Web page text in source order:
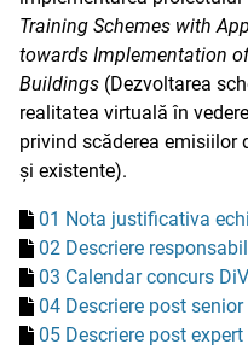
Training Schemes with
towards Implementation
Buildings (Dezvoltarea
realitatea virtuală în
privind scăderea emisiilor
și existente).
01 Nota justificativa
02 Descriere
03 Calendar concurs
04 Descriere post
05 Descriere post